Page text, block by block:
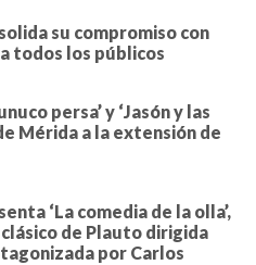
su compromiso con
todos los públicos
persa’ y ‘Jasón y las
Mérida a la extensión de
‘La comedia de la olla’,
de Plauto dirigida
por Carlos